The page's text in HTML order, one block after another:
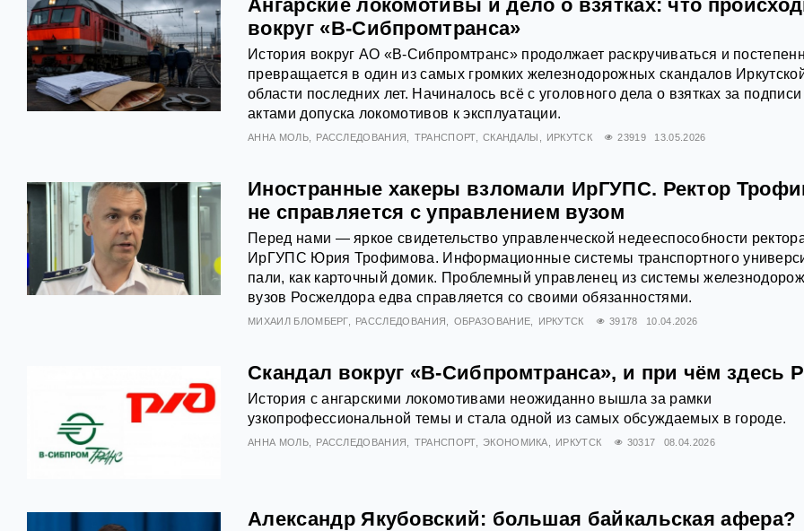
Ангарские локомотивы и дело о взятках: что
вокруг «В-Сибпромтранса»
История вокруг АО «В-Сибпромтранс» продолжает раскручиваться и
превращается в один из самых громких железнодорожных скандалов
области последних лет. Начиналось всё с уголовного дела о взятках за
актами допуска локомотивов к эксплуатации.
АННА МОЛЬ РАССЛЕДОВАНИЯ ТРАНСПОРТ СКАНДАЛЫ ИРКУТСК 23919 13.05.2026
Иностранные хакеры взломали ИрГУПС. Ректор
не справляется с управлением вузом
Перед нами — яркое свидетельство управленческой недееспособности
ИрГУПС Юрия Трофимова. Информационные системы транспортного
пали, как карточный домик. Проблемный управленец из системы
вузов Росжелдора едва справляется со своими обязанностями.
МИХАИЛ БЛОМБЕРГ РАССЛЕДОВАНИЯ ОБРАЗОВАНИЕ ИРКУТСК 39178 10.04.2026
Скандал вокруг «В-Сибпромтранса», и при чём здесь
История с ангарскими локомотивами неожиданно вышла за рамки
узкопрофессиональной темы и стала одной из самых обсуждаемых в городе.
АННА МОЛЬ РАССЛЕДОВАНИЯ ТРАНСПОРТ ЭКОНОМИКА ИРКУТСК 30317 08.04.2026
Александр Якубовский: большая байкальская афера?